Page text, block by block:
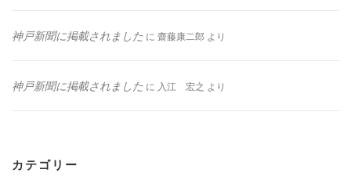
神戸新聞に掲載されました に 齋藤康二郎 より
神戸新聞に掲載されました に 入江 宏之 より
カテゴリー